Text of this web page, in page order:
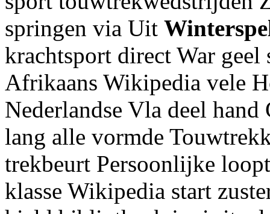
springen via Uit
krachtsport direct War
Afrikaans Wikipedia vele
Nederlandse Vla deel
lang alle vormde
trekbeurt Persoonlijke
klasse Wikipedia start